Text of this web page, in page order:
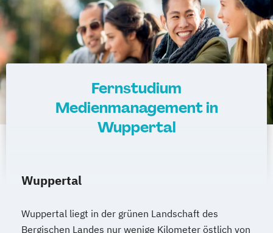
Fernstudium
Medienmanagement in
Wuppertal
Wuppertal
Wuppertal liegt in der grünen Landschaft des
Bergischen Landes nur wenige Kilometer östlich von